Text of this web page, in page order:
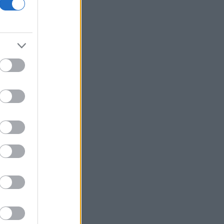
ελληνικός στόλος
τους εκτελεστές της «Greek Mafia»
Μειώθηκε στα 2,615 δισ. ευρώ το
εμπορικό έλλειμμα τον Ιούνιο - «Άλμα»
26,3% στις εξαγωγές
σταματήσουμε να επενδύουμε στην
πρόληψη και τους ανθρώπους»
Έρευνα του ΕΟΤ: Η Ελλάδα στις
κορυφαίες επιλογές των Ευρωπαίων
Νέο Αεροδρόμιο Κρήτης: Έπεσαν οι
αεροναυτιλίας
Γερμανία: Συνεδρίαση του Εθνικού
drone